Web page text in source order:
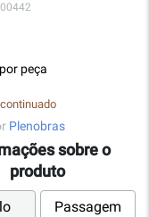
por peça
Plenobras
sobre o
produto
Passagem